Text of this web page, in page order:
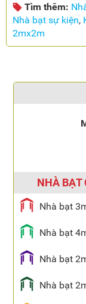
Tìm thêm:
Nhà bạt sự kiện,
2mx2m
NHÀ BẠT
Nhà bạt
Nhà bạt
Nhà bạt
Nhà bạt